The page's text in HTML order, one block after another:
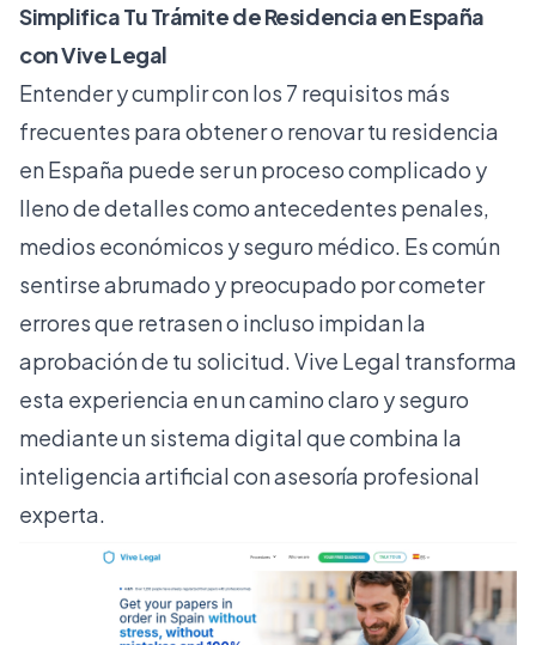
Simplifica Tu Trámite de Residencia en España
con Vive Legal
Entender y cumplir con los 7 requisitos más
frecuentes para obtener o renovar tu residencia
en España puede ser un proceso complicado y
lleno de detalles como antecedentes penales,
medios económicos y seguro médico. Es común
sentirse abrumado y preocupado por cometer
errores que retrasen o incluso impidan la
aprobación de tu solicitud. Vive Legal transforma
esta experiencia en un camino claro y seguro
mediante un sistema digital que combina la
inteligencia artificial con asesoría profesional
experta.